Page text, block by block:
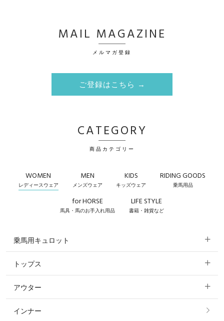
MAIL MAGAZINE
メルマガ登録
ご登録はこちら →
CATEGORY
商品カテゴリー
WOMEN
レディースウェア
MEN
メンズウェア
KIDS
キッズウェア
RIDING GOODS
乗馬用品
for HORSE
馬具・馬のお手入れ用品
LIFE STYLE
書籍・雑貨など
乗馬用キュロット
すべてのキュロット
フルグリップ・尻革 キュロット
ニーグリップ・膝革 キュロット
トップス
すべてのトップス
ポロシャツ
アウター
すべてのアウター
インナー